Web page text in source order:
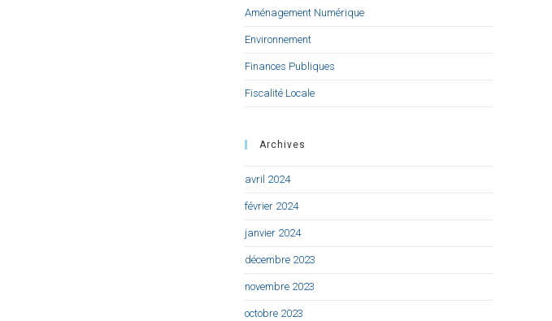
Aménagement Numérique
Environnement
Finances Publiques
Fiscalité Locale
Archives
avril 2024
février 2024
janvier 2024
décembre 2023
novembre 2023
octobre 2023